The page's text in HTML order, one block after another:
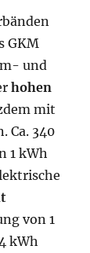
GKM
und
hohen
mit
Ca. 340
1 kWh
von 1
kWh